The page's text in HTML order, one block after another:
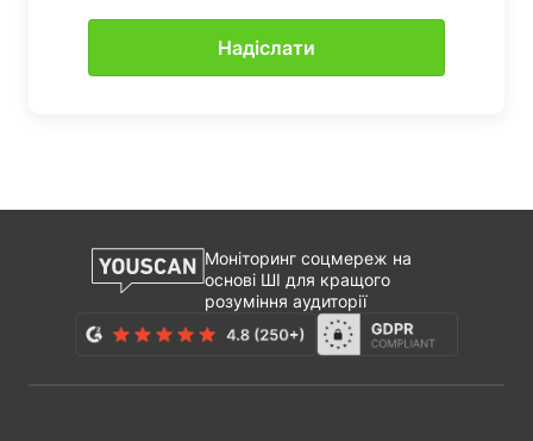
Моніторинг соцмереж на
основі ШІ для кращого
розуміння аудиторії